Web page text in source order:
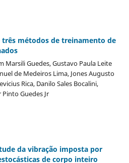
três métodos de treinamento de
Marsili Guedes, Gustavo Paula Leite
de Medeiros Lima, Jones Augusto
Rica, Danilo Sales Bocalini,
Guedes Jr
da vibração imposta por
de corpo inteiro